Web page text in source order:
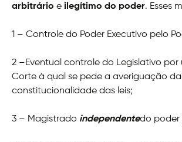
arbitrário e ilegítimo do poder. Esses
1 – Controle do Poder Executivo pelo
2 –Eventual controle do Legislativo por
Corte à qual se pede a averiguação da
constitucionalidade das leis;
3 – Magistrado independentedo poder